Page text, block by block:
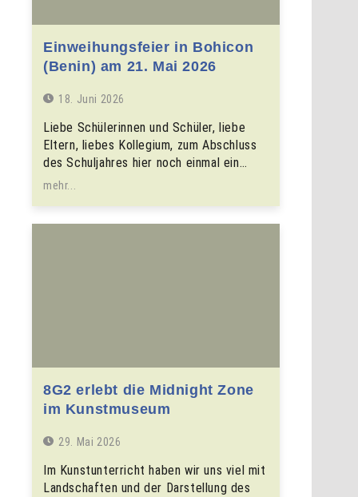
Einweihungsfeier in Bohicon
(Benin) am 21. Mai 2026
18. Juni 2026
Liebe Schülerinnen und Schüler, liebe
Eltern, liebes Kollegium, zum Abschluss
des Schuljahres hier noch einmal ein…
mehr...
8G2 erlebt die Midnight Zone
im Kunstmuseum
29. Mai 2026
Im Kunstunterricht haben wir uns viel mit
Landschaften und der Darstellung des